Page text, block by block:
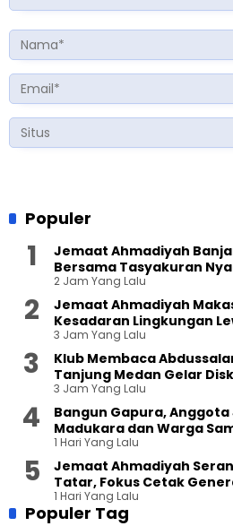
Populer
Jemaat Ahmadiyah
Bersama Tasyakuran
2 Jam Yang Lalu
Jemaat Ahmadiyah
3 Jam Yang Lalu
Klub Membaca
Tanjung
3 Jam Yang Lalu
Bangun Gapura,
Madukara dan Warga
1 Hari Yang Lalu
Jemaat Ahmadiyah
Tatar, Fokus Cetak
1 Hari Yang Lalu
Populer Tag